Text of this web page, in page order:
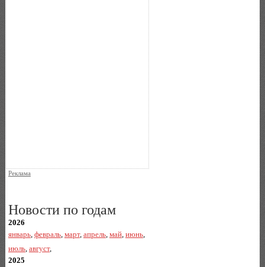
Реклама
Новости по годам
2026
январь, февраль, март, апрель, май, июнь,
июль, август,
2025